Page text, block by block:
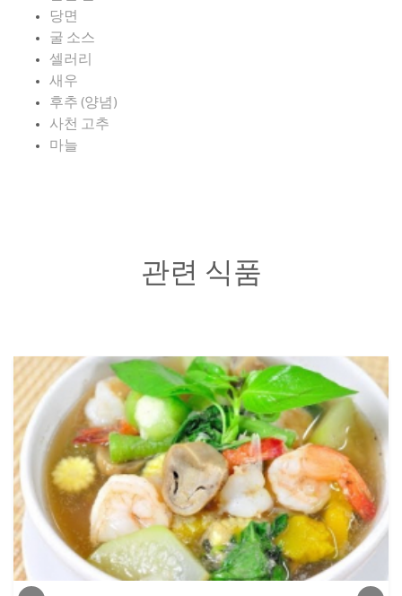
당면
굴 소스
셀러리
새우
후추 (양념)
사천 고추
마늘
관련 식품